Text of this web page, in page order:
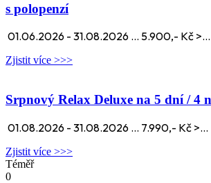
s polopenzí
01.06.2026 - 31.08.2026 ... 5.900,- Kč >...
Zjistit více >>>
Srpnový Relax Deluxe na 5 dní / 4
01.08.2026 - 31.08.2026 ... 7.990,- Kč >...
Zjistit více >>>
Téměř
0